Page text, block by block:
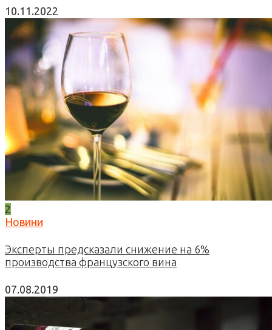
10.11.2022
2
Новини
Эксперты предсказали снижение на 6%
производства французского вина
07.08.2019